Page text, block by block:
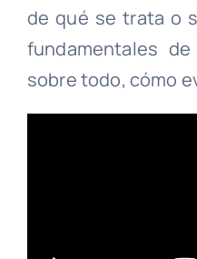
de qué se trata o
fundamentales
sobre todo, cómo